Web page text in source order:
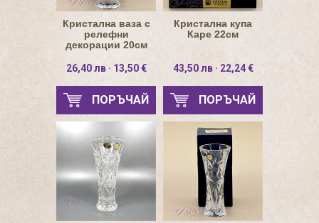
Кристална ваза с
релефни
декорации 20см
26,40 лв · 13,50 €
ПОРЪЧАЙ
Кристална купа
Каре 22см
43,50 лв · 22,24 €
ПОРЪЧАЙ